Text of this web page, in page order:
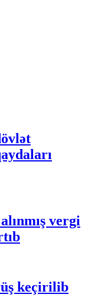
vergi
keçirilib